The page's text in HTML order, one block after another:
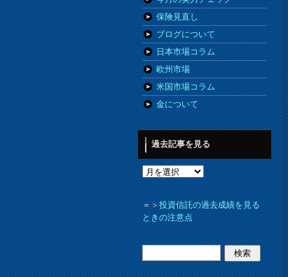
保険見直し
ブログについて
日本市場コラム
欧州市場
米国市場コラム
金について
過去記事を見る
＝＞投資信託の過去成績を見る
ときの注意点